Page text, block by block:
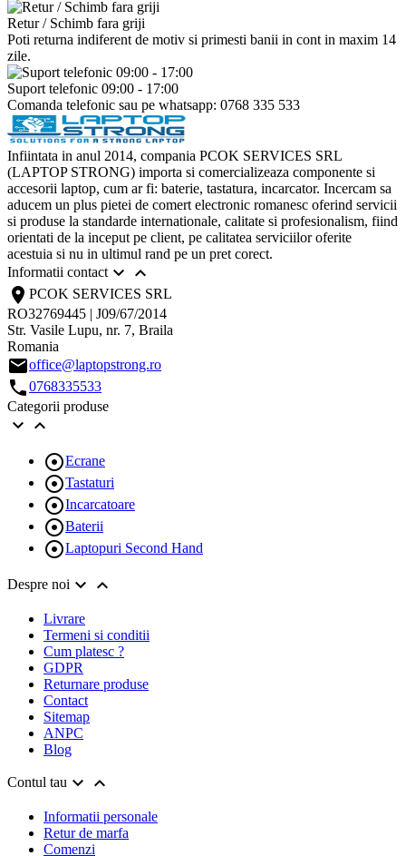
Retur / Schimb fara griji
Poti returna indiferent de motiv si primesti banii in cont in maxim 14
zile.
Suport telefonic 09:00 - 17:00
Comanda telefonic sau pe whatsapp: 0768 335 533
Infiintata in anul 2014, compania PCOK SERVICES SRL
(LAPTOP STRONG) importa si comercializeaza componente si
accesorii laptop, cum ar fi: baterie, tastatura, incarcator. Incercam sa
aducem un plus pietei de comert electronic romanesc oferind servicii
si produse la standarde internationale, calitate si profesionalism, fiind
orientati de la inceput pe client, pe calitatea serviciilor oferite
acestuia si nu in ultimul rand pe un pret corect.
Informatii contact 
location_on PCOK SERVICES SRL
RO32769445 | J09/67/2014
Str. Vasile Lupu, nr. 7, Braila
Romania
emailoffice@laptopstrong.ro
call0768335533
Categorii produse
 
Ecrane
Tastaturi
Incarcatoare
Baterii
Laptopuri Second Hand
Despre noi  
Livrare
Termeni si conditii
Cum platesc ?
GDPR
Returnare produse
Contact
Sitemap
ANPC
Blog
Contul tau  
Informatii personale
Retur de marfa
Comenzi